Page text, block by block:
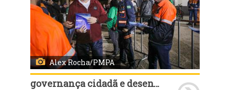
Alex Rocha/PMPA
governança cidadã e desenvolvimento rural